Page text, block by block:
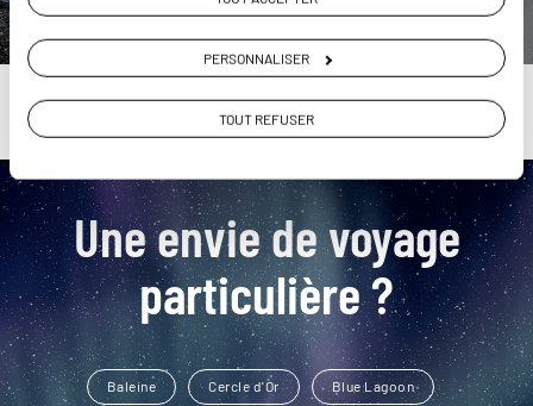
PERSONNALISER
TOUT REFUSER
Une envie de voyage
particulière ?
Baleine Cercle d'Or Blue Lagoon